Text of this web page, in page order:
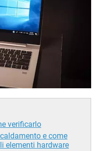
verificarlo
e come
elementi hardware